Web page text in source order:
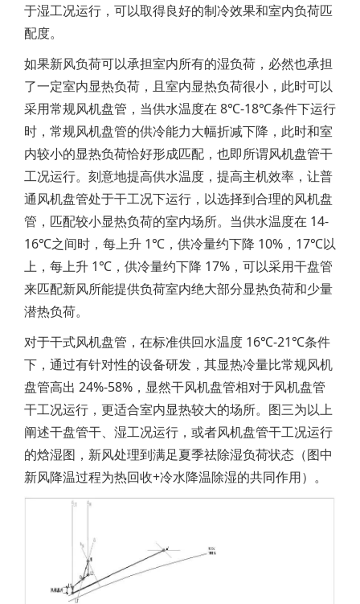
于湿工况运行，可以取得良好的制冷效果和室内负荷匹
配度。
如果新风负荷可以承担室内所有的湿负荷，必然也承担
了一定室内显热负荷，且室内显热负荷很小，此时可以
采用常规风机盘管，当供水温度在 8℃-18℃条件下运行
时，常规风机盘管的供冷能力大幅折减下降，此时和室
内较小的显热负荷恰好形成匹配，也即所谓风机盘管干
工况运行。刻意地提高供水温度，提高主机效率，让普
通风机盘管处于干工况下运行，以选择到合理的风机盘
管，匹配较小显热负荷的室内场所。当供水温度在 14-
16℃之间时，每上升 1℃，供冷量约下降 10%，17℃以
上，每上升 1℃，供冷量约下降 17%，可以采用干盘管
来匹配新风所能提供负荷室内绝大部分显热负荷和少量
潜热负荷。
对于干式风机盘管，在标准供回水温度 16℃-21℃条件
下，通过有针对性的设备研发，其显热冷量比常规风机
盘管高出 24%-58%，显然干风机盘管相对于风机盘管
干工况运行，更适合室内显热较大的场所。图三为以上
阐述干盘管干、湿工况运行，或者风机盘管干工况运行
的焓湿图，新风处理到满足夏季祛除湿负荷状态（图中
新风降温过程为热回收+冷水降温除湿的共同作用）。